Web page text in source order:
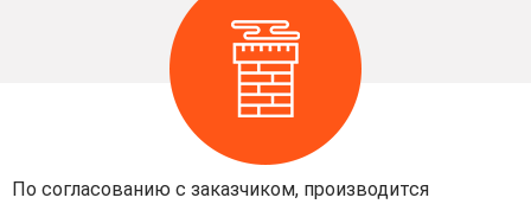
По согласованию с заказчиком, производится